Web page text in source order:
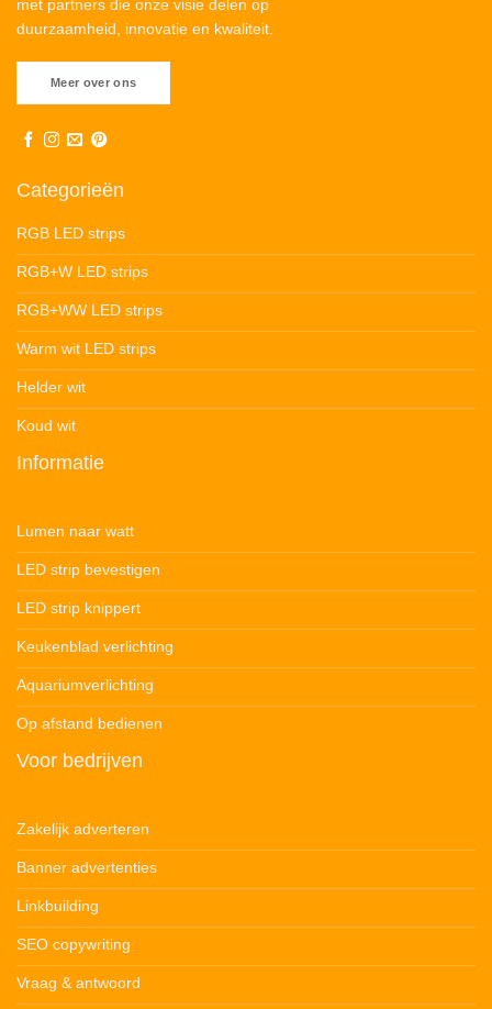
met partners die onze visie delen op
duurzaamheid, innovatie en kwaliteit.
Meer over ons
Categorieën
RGB LED strips
RGB+W LED strips
RGB+WW LED strips
Warm wit LED strips
Helder wit
Koud wit
Informatie
Lumen naar watt
LED strip bevestigen
LED strip knippert
Keukenblad verlichting
Aquariumverlichting
Op afstand bedienen
Voor bedrijven
Zakelijk adverteren
Banner advertenties
Linkbuilding
SEO copywriting
Vraag & antwoord